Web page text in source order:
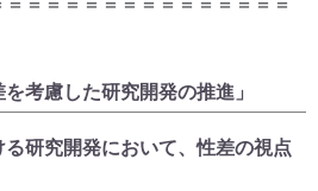
考慮した研究開発の推進」
研究開発において、性差の視点